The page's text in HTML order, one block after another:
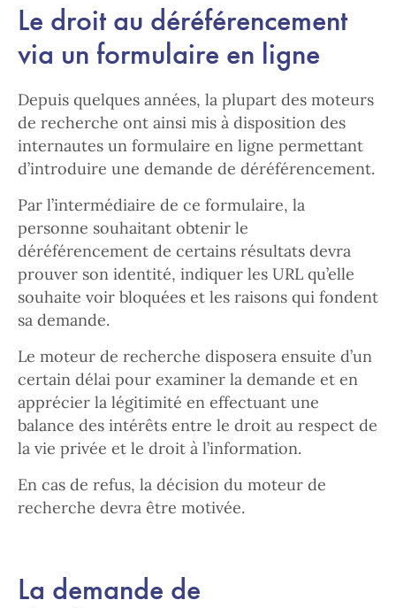
Le droit au déréférencement
via un formulaire en ligne
Depuis quelques années, la plupart des moteurs
de recherche ont ainsi mis à disposition des
internautes un formulaire en ligne permettant
d’introduire une demande de déréférencement.
Par l’intermédiaire de ce formulaire, la
personne souhaitant obtenir le
déréférencement de certains résultats devra
prouver son identité, indiquer les URL qu’elle
souhaite voir bloquées et les raisons qui fondent
sa demande.
Le moteur de recherche disposera ensuite d’un
certain délai pour examiner la demande et en
apprécier la légitimité en effectuant une
balance des intérêts entre le droit au respect de
la vie privée et le droit à l’information.
En cas de refus, la décision du moteur de
recherche devra être motivée.
La demande de